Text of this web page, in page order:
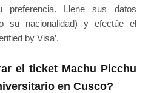
Llene sus datos
su nacionalidad) y efectúe el
by Visa’.
el ticket Machu Picchu
en Cusco?